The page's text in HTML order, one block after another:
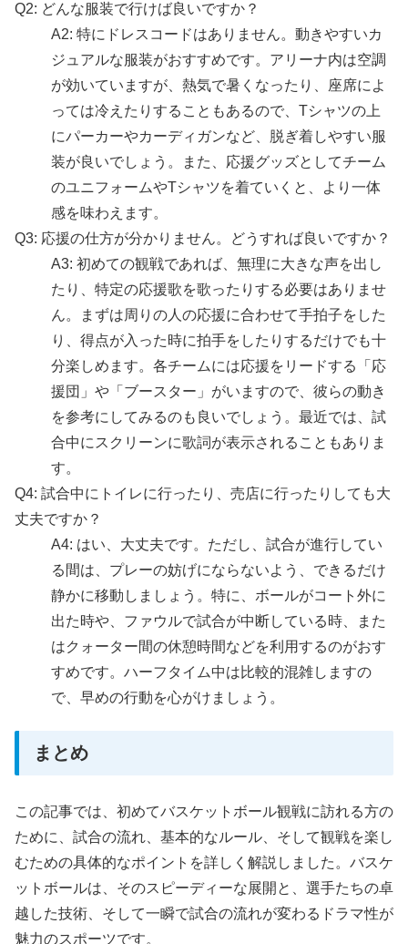
Q2: どんな服装で行けば良いですか？
A2: 特にドレスコードはありません。動きやすいカ
ジュアルな服装がおすすめです。アリーナ内は空調
が効いていますが、熱気で暑くなったり、座席によ
っては冷えたりすることもあるので、Tシャツの上
にパーカーやカーディガンなど、脱ぎ着しやすい服
装が良いでしょう。また、応援グッズとしてチーム
のユニフォームやTシャツを着ていくと、より一体
感を味わえます。
Q3: 応援の仕方が分かりません。どうすれば良いですか？
A3: 初めての観戦であれば、無理に大きな声を出し
たり、特定の応援歌を歌ったりする必要はありませ
ん。まずは周りの人の応援に合わせて手拍子をした
り、得点が入った時に拍手をしたりするだけでも十
分楽しめます。各チームには応援をリードする「応
援団」や「ブースター」がいますので、彼らの動き
を参考にしてみるのも良いでしょう。最近では、試
合中にスクリーンに歌詞が表示されることもありま
す。
Q4: 試合中にトイレに行ったり、売店に行ったりしても大
丈夫ですか？
A4: はい、大丈夫です。ただし、試合が進行してい
る間は、プレーの妨げにならないよう、できるだけ
静かに移動しましょう。特に、ボールがコート外に
出た時や、ファウルで試合が中断している時、また
はクォーター間の休憩時間などを利用するのがおす
すめです。ハーフタイム中は比較的混雑しますの
で、早めの行動を心がけましょう。
まとめ
この記事では、初めてバスケットボール観戦に訪れる方の
ために、試合の流れ、基本的なルール、そして観戦を楽し
むための具体的なポイントを詳しく解説しました。バスケ
ットボールは、そのスピーディーな展開と、選手たちの卓
越した技術、そして一瞬で試合の流れが変わるドラマ性が
魅力のスポーツです。